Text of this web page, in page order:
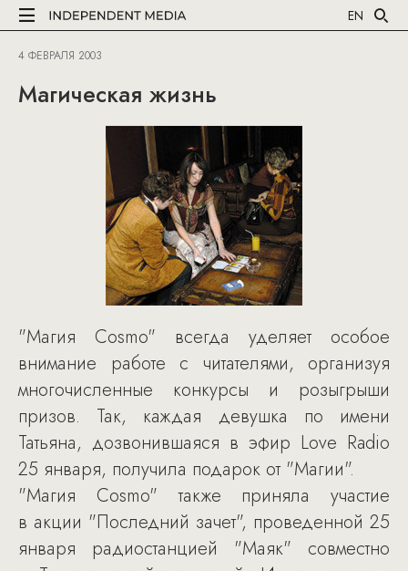
EN
4 ФЕВРАЛЯ 2003
Магическая жизнь
"Магия Cosmo" всегда уделяет особое
внимание работе с читателями, организуя
многочисленные конкурсы и розыгрыши
призов. Так, каждая девушка по имени
Татьяна, дозвонившаяся в эфир Love Radio
25 января, получила подарок от "Магии".
"Магия Cosmo" также приняла участие
в акции "Последний зачет", проведенной 25
января радиостанцией "Маяк" совместно